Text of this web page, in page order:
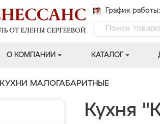
График
О КОМПАНИИ КАТАЛОГ
КУХНИ МАЛОГАБАРИТНЫЕ
Кухня